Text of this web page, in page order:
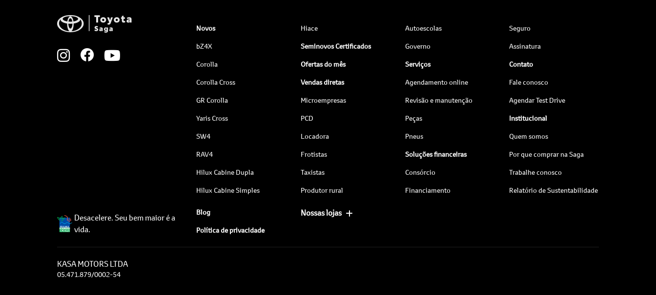
Desacelere. Seu bem maior é a
vida.
Novos
bZ4X
Corolla
Corolla Cross
GR Corolla
Yaris Cross
SW4
RAV4
Hilux Cabine Dupla
Hilux Cabine Simples
Hiace
Seminovos Certificados
Ofertas do mês
Vendas diretas
Microempresas
PCD
Locadora
Frotistas
Taxistas
Produtor rural
Autoescolas
Governo
Serviços
Agendamento online
Revisão e manutenção
Peças
Pneus
Soluções financeiras
Consórcio
Financiamento
Seguro
Assinatura
Contato
Fale conosco
Agendar Test Drive
Institucional
Quem somos
Por que comprar na Saga
Trabalhe conosco
Relatório de Sustentabilidade
Blog
Política de privacidade
Nossas lojas
KASA MOTORS LTDA
05.471.879/0002-54